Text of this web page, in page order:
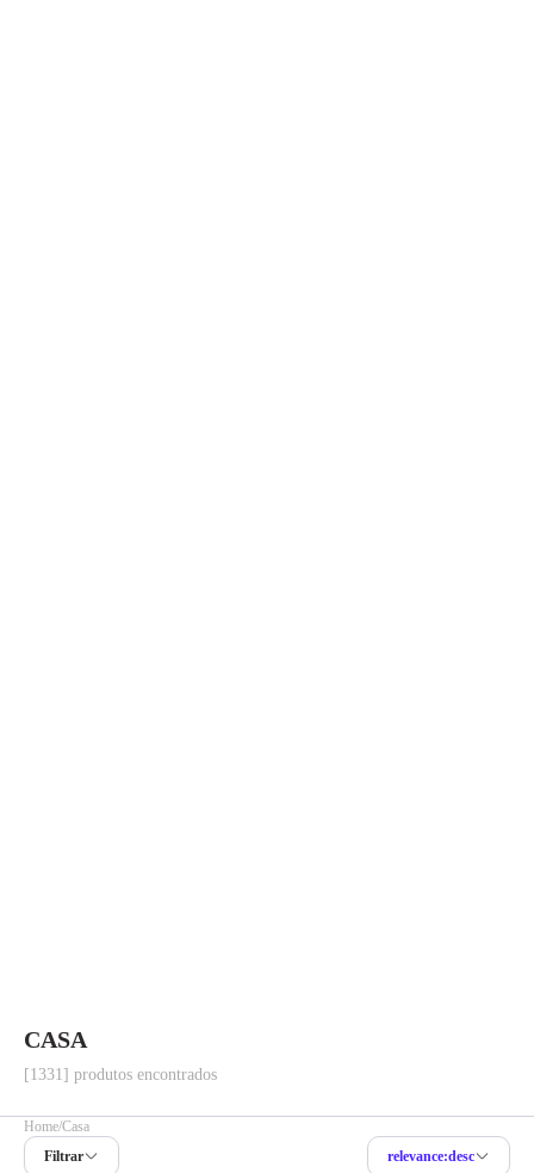
CASA
[1331] produtos encontrados
Home Casa
Filtrar
relevance:desc